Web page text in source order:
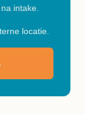
intake.
locatie.